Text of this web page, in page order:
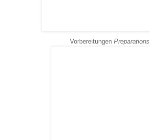
Vorbereitungen Preparations